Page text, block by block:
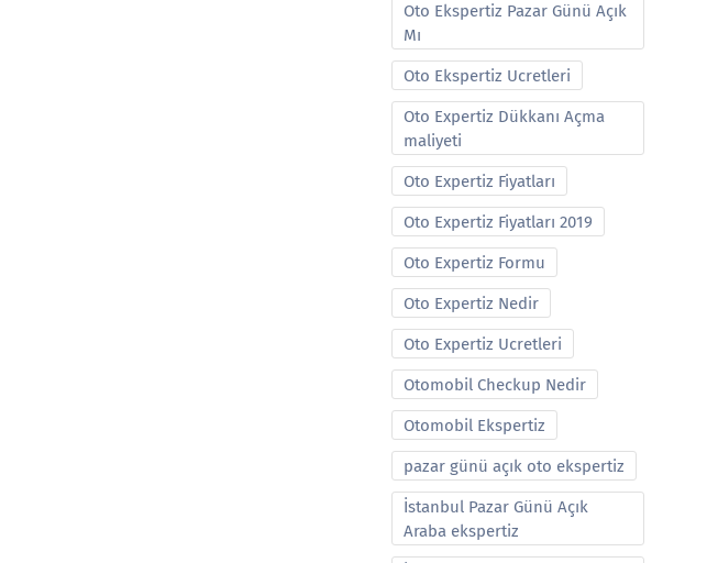
Oto Ekspertiz Pazar Günü Açık
Mı
Oto Ekspertiz Ucretleri
Oto Expertiz Dükkanı Açma
maliyeti
Oto Expertiz Fiyatları
Oto Expertiz Fiyatları 2019
Oto Expertiz Formu
Oto Expertiz Nedir
Oto Expertiz Ucretleri
Otomobil Checkup Nedir
Otomobil Ekspertiz
pazar günü açık oto ekspertiz
İstanbul Pazar Günü Açık
Araba ekspertiz